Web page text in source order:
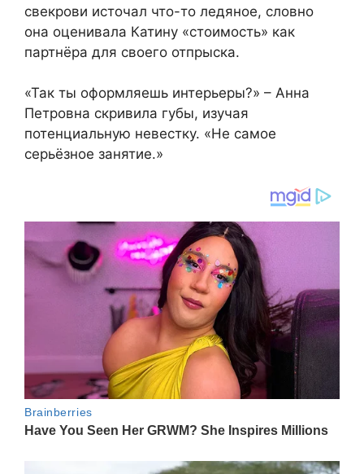
свекрови источал что-то ледяное, словно
она оценивала Катину «стоимость» как
партнёра для своего отпрыска.
«Так ты оформляешь интерьеры?» – Анна
Петровна скривила губы, изучая
потенциальную невестку. «Не самое
серьёзное занятие.»